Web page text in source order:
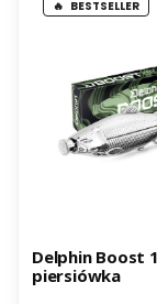
BESTSELLER
Delphin Boost
piersiówka